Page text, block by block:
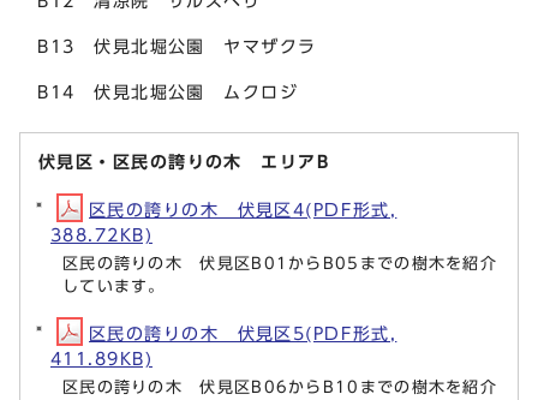
B13 伏見北堀公園 ヤマザクラ
B14 伏見北堀公園 ムクロジ
伏見区・区民の誇りの木 エリアB
区民の誇りの木 伏見区4(PDF形式,
388.72KB)
区民の誇りの木 伏見区B01からB05までの樹木を紹介
しています。
区民の誇りの木 伏見区5(PDF形式,
411.89KB)
区民の誇りの木 伏見区B06からB10までの樹木を紹介